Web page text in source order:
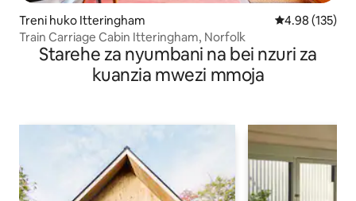
Treni huko Itteringham Ukadiriaji wa
4.98 (135)
Train Carriage Cabin Itteringham, Norfolk
Starehe za nyumbani na bei nzuri za
kuanzia mwezi mmoja